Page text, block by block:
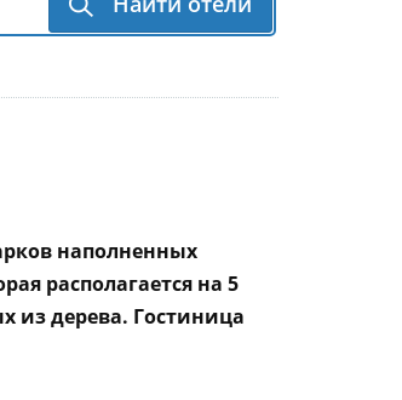
наполненных
располагается на 5
из дерева. Гостиница